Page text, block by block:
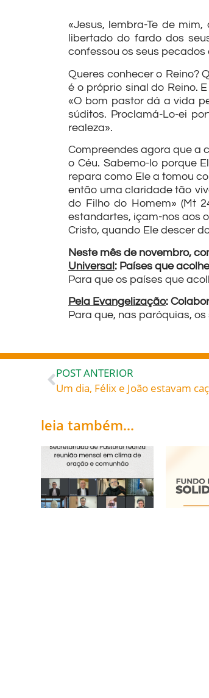
«Jesus, lembra-Te de
libertado do fardo dos
confessou os seus
Queres conhecer o Reino?
é o próprio sinal do Reino.
«O bom pastor dá a vida
súditos. Proclamá-Lo-ei
realeza».
Compreendes agora que a
o Céu. Sabemo-lo porque
repara como Ele a tomou
então uma claridade tão
do Filho do Homem» (Mt
estandartes, içam-nos aos
Cristo, quando Ele descer
Neste mês de novembro,
Universal: Países que
Para que os países que
Pela Evangelização:
Para que, nas paróquias,
POST ANTERIOR
leia também...